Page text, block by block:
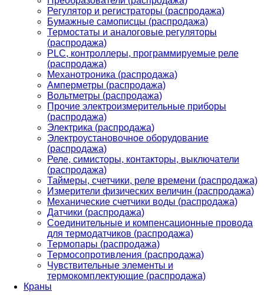
Регулятор и регистраторы (распродажа)
Бумажные самописцы (распродажа)
Термостаты и аналоговые регуляторы
(распродажа)
PLС, контроллеры, программируемые реле
(распродажа)
Механотроника (распродажа)
Амперметры (распродажа)
Вольтметры (распродажа)
Прочие электроизмерительные приборы
(распродажа)
Электрика (распродажа)
Электроустановочное оборудование
(распродажа)
Реле, симисторы, контакторы, выключатели
(распродажа)
Таймеры, счетчики, реле времени (распродажа)
Измерители физических величин (распродажа)
Механические счетчики воды (распродажа)
Датчики (распродажа)
Соединительные и компенсационные провода
для термодатчиков (распродажа)
Термопары (распродажа)
Термосопротивления (распродажа)
Чувствительные элементы и
термокомплектующие (распродажа)
Краны